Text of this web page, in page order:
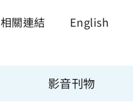
相關連結 English
影音刊物